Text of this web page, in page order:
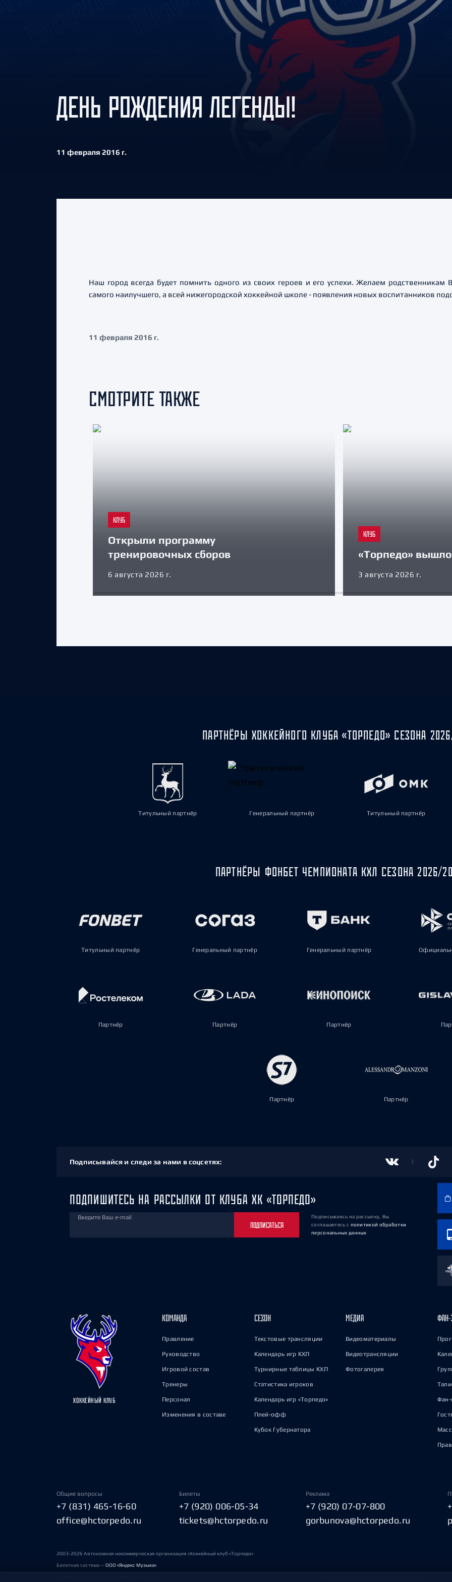
Амур
Барыс
Салават Юлаев
Сибирь
ДЕНЬ РОЖДЕНИЯ ЛЕГЕНДЫ!
11 февраля 2016 г.
Наш город всегда будет помнить одного из своих героев и его успехи. Желаем родственникам
самого наилучшего, а всей нижегородской хоккейной школе - появления новых воспитанников
11 февраля 2016 г.
СМОТРИТЕ ТАКЖЕ
КЛУБ
Открыли программу
тренировочных сборов
6 августа 2026 г.
КЛУБ
«Торпедо» вышло
3 августа 2026 г.
ПАРТНЁРЫ ХОККЕЙНОГО КЛУБА «ТОРПЕДО» СЕЗОНА
Титульный партнёр Генеральный партнёр Титульный партнёр
ПАРТНЁРЫ ФОНБЕТ ЧЕМПИОНАТА КХЛ СЕЗОНА 2026/
Титульный партнёр Генеральный партнёр Генеральный партнёр
Партнёр Партнёр Партнёр
Партнёр Партнёр
Подписывайся и следи за нами в соцсетях:
ПОДПИШИТЕСЬ НА РАССЫЛКИ ОТ КЛУБА ХК «ТОРПЕДО»
Введите Ваш e-mail
ПОДПИСАТЬСЯ
Подписываясь на рассылку, Вы
соглашаетесь с политикой обработки
персональных данных
ХОККЕЙНЫЙ КЛУБ
КОМАНДА
Правление
Руководство
Игровой состав
Тренеры
Персонал
Изменения в составе
СЕЗОН
Текстовые трансляции
Календарь игр КХЛ
Турнирные таблицы КХЛ
Статистика игроков
Календарь игр «Торпедо»
Плей-офф
Кубок Губернатора
МЕДИА
Видеоматериалы
Видеотрансляции
Фотогалерея
ФАН-
Фан-
Общие вопросы
+7 (831) 465-16-60
office@hctorpedo.ru
Билеты
+7 (920) 006-05-34
tickets@hctorpedo.ru
Реклама
+7 (920) 07-07-800
gorbunova@hctorpedo.ru
2003-2026 Автономная некоммерческая организация «Хоккейный клуб «Торпедо»
Билетная система —ООО «Яндекс Музыка»